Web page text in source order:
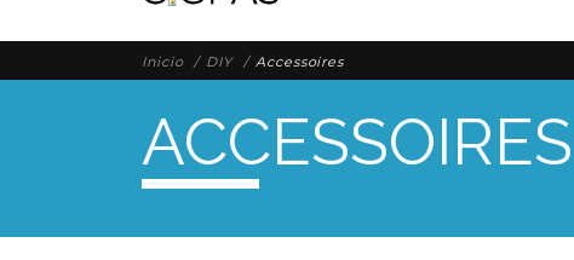
Inicio DIY Accessoires
ACCESSOIRES